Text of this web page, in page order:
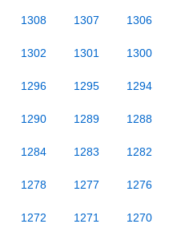
1308 1307 1306
1302 1301 1300
1296 1295 1294
1290 1289 1288
1284 1283 1282
1278 1277 1276
1272 1271 1270